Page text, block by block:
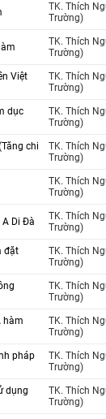
TK. Thích
Trường)
TK. Thích
Trường)
Việt
TK. Thích
Trường)
dục
TK. Thích
Trường)
chi
TK. Thích
Trường)
TK. Thích
Trường)
Di Đà
TK. Thích
Trường)
đặt
TK. Thích
Trường)
TK. Thích
Trường)
hàm
TK. Thích
Trường)
pháp
TK. Thích
Trường)
dụng
TK. Thích
Trường)